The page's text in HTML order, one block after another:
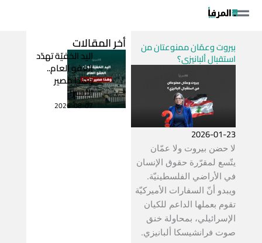
بيروت وعمّان ممنوعتان من
استقبال ألبانيزي؟
2026-01-23
لا حضن بيروت ولا عمّان
يتّسع لمقرّرة حقوق الإنسان
في الأراضي الفلسطينيّة.
ويبدو أنّ السفارات الأميركيّة
تقوم بعملها الداعم للكيان
الإسرائيلي، بمحاولة خنق
صوت فرانشيسكا ألبانيزي.
أخر المقالات
اليد الخفيّة تهدّد
العفو العام..
وهذا مصير
الأسير!
2026-08-07